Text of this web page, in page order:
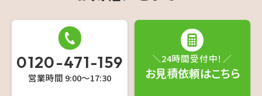
0120-471-159
営業時間 9:00〜17:30
＼24時間受付中！／
お見積依頼はこちら